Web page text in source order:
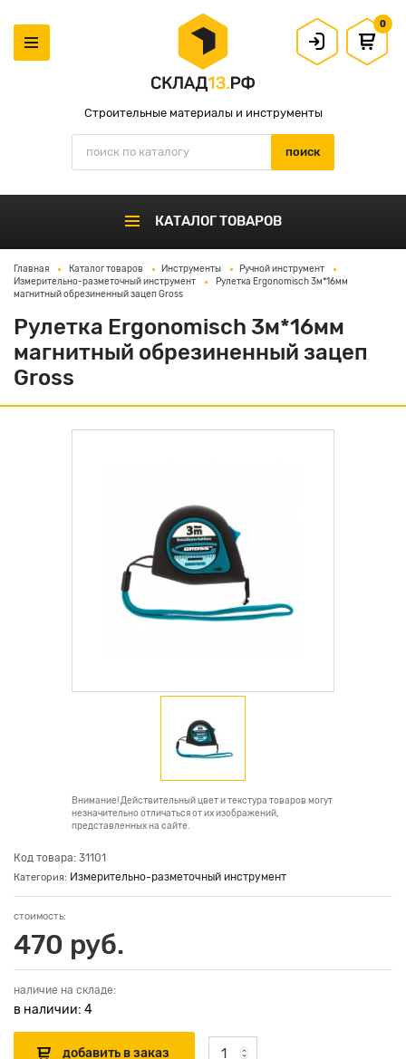
Строительные материалы и инструменты
0
КАТАЛОГ ТОВАРОВ
Главная Каталог товаров Инструменты
Ручной инструмент
Измерительно-разметочный инструмент
Рулетка Ergonomisch 3м*16мм
магнитный обрезиненный зацеп Gross
Рулетка Ergonomisch 3м*16мм
магнитный обрезиненный зацеп
Gross
Внимание! Действительный цвет и текстура товаров могут
незначительно отличаться от их изображений,
представленных на сайте.
Код товара: 31101
Категория: Измерительно-разметочный инструмент
стоимость:
470 руб.
наличие на складе:
в наличии: 4